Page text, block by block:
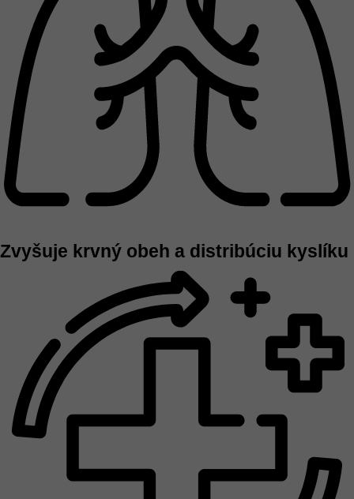
Zvyšuje krvný obeh a distribúciu kyslíku